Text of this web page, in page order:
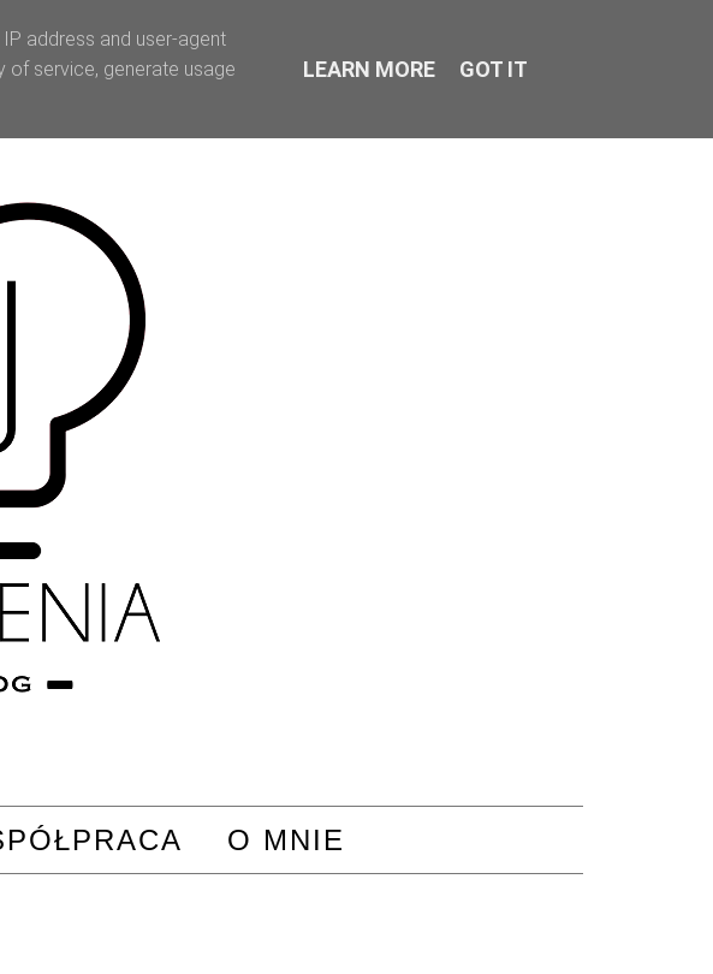
O MNIE
address and user-agent
of service, generate usage
LEARN MORE GOT IT